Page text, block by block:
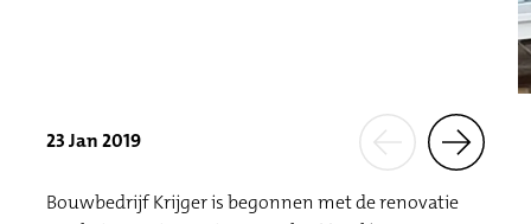
23 Jan 2019
Bouwbedrijf Krijger is begonnen met de renovatie